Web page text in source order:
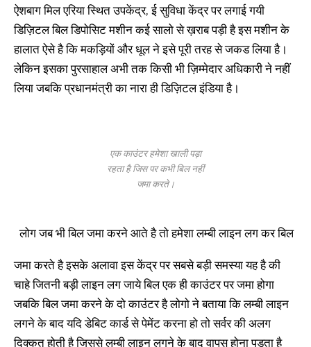
ऐशबाग मिल एरिया स्थित उपकेंद्र, ई सुविधा केंद्र पर लगाई गयी
डिज़िटल बिल डिपोसिट मशीन कई सालो से ख़राब पड़ी है इस मशीन के
हालात ऐसे है कि मकड़ियों और धूल ने इसे पूरी तरह से जकड लिया है।
लेकिन इसका पुरसाहाल अभी तक किसी भी ज़िम्मेदार अधिकारी ने नहीं
लिया जबकि प्रधानमंत्री का नारा ही डिज़िटल इंडिया है।
एक काउंटर हमेशा खाली पड़ा
रहता है जिस पर कभी बिल नहीं
जमा करते।
लोग जब भी बिल जमा करने आते है तो हमेशा लम्बी लाइन लग कर बिल
जमा करते है इसके अलावा इस केंद्र पर सबसे बड़ी समस्या यह है की
चाहे जितनी बड़ी लाइन लग जाये बिल एक ही काउंटर पर जमा होगा
जबकि बिल जमा करने के दो काउंटर है लोगो ने बताया कि लम्बी लाइन
लगने के बाद यदि डेबिट कार्ड से पेमेंट करना हो तो सर्वर की अलग
दिक्कत होती है जिससे लम्बी लाइन लगने के बाद वापस होना पड़ता है